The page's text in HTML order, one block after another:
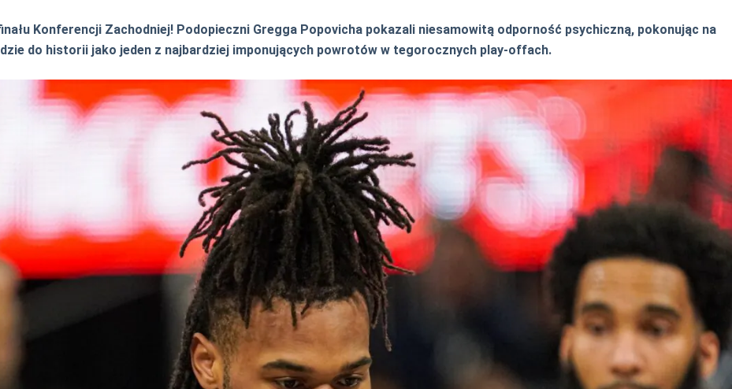
Konferencji Zachodniej! Podopieczni Gregga Popovicha pokazali niesamowitą odporność psychiczną, pokonując na
do historii jako jeden z najbardziej imponujących powrotów w tegorocznych play-offach.